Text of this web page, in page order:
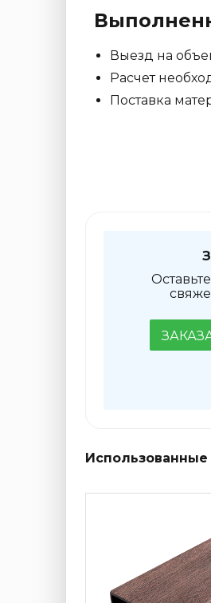
Выезд на
Расчет
Поставка
Использованные